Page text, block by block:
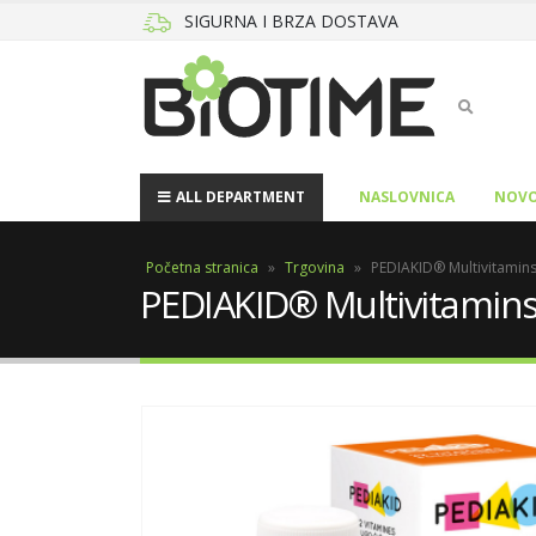
SIGURNA I BRZA DOSTAVA
ALL DEPARTMENT NASLOVNICA
Početna stranica » Trgovina » PEDIAKID®
PEDIAKID®